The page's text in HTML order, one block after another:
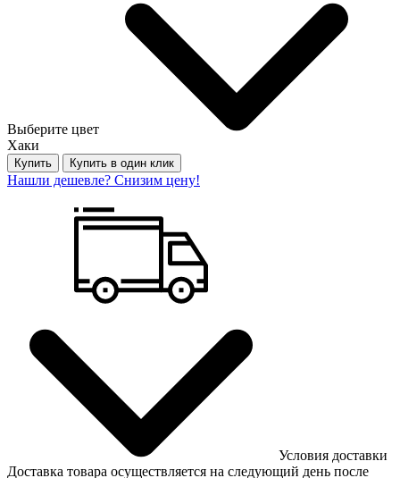
Выберите цвет
Хаки
Купить Купить в один клик
Нашли дешевле? Снизим цену!
Условия доставки
Доставка товара осуществляется на следующий день после